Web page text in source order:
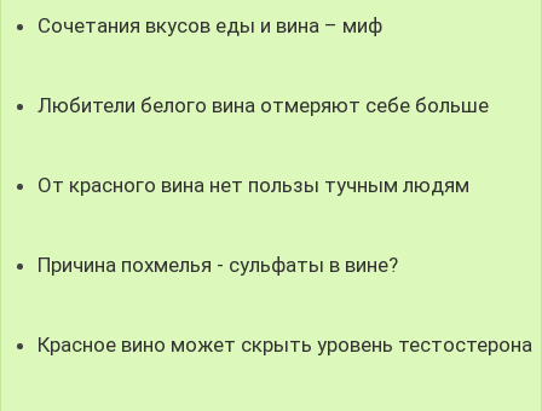
Сочетания вкусов еды и вина – миф
Любители белого вина отмеряют себе больше
От красного вина нет пользы тучным людям
Причина похмелья - сульфаты в вине?
Красное вино может скрыть уровень тестостерона